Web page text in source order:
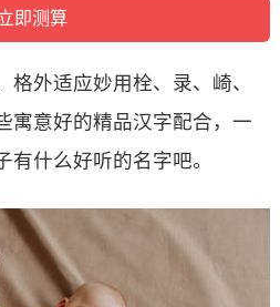
外适应妙用栓、录、崎、
寓意好的精品汉字配合，一
什么好听的名字吧。